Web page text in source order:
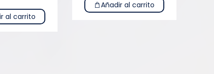
al carrito
Añadir al carrito